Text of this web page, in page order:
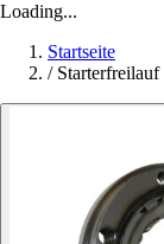
Loading...
Startseite
/